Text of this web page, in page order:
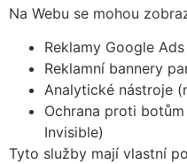
Na Webu se mohou
Reklamy Google Ads
Reklamní bannery
Analytické nástroje
Ochrana proti
Invisible)
Tyto služby mají vlastní